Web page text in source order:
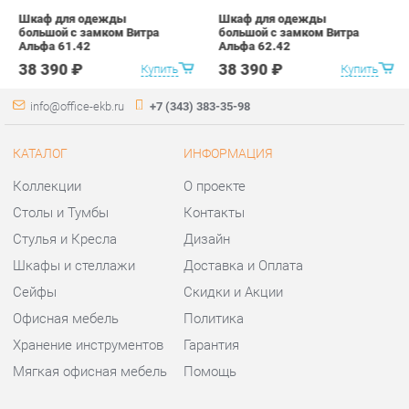
Коллекции
Столы и Тумбы
Стулья и Кресла
Сейфы
Мягкая офисная мебель
О проекте
Контакты
Дизайн
Скидки и Акции
Помощь
ГОРОДА
Весь мир
Екатеринбург
КОНТАКТЫ
Шоурум и склад самовывоза
Адрес: г.Екатеринбург,
Уральских рабочих, 54
Телефон: +7 (343) 383-35-98
Часы работы: